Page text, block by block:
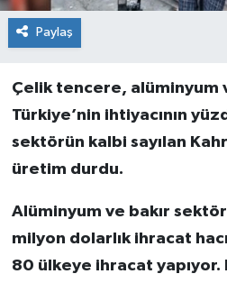
Paylaş
Çelik tencere, alüminyum
Türkiye’nin ihtiyacının
sektörün kalbi sayılan
üretim durdu.
Alüminyum ve bakır
milyon dolarlık ihracat
80 ülkeye ihracat